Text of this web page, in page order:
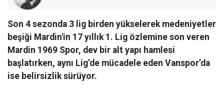
Son 4 sezonda 3 lig birden yükselerek medeniyetler
beşiği Mardin'in 17 yıllık 1. Lig özlemine son veren
Mardin 1969 Spor, dev bir alt yapı hamlesi
başlatırken, aynı Lig’de mücadele eden Vanspor’da
ise belirsizlik sürüyor.